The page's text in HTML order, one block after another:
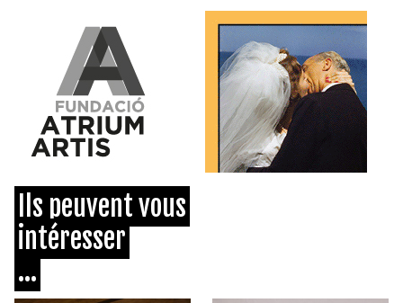
Ils peuvent vous
intéresser
...